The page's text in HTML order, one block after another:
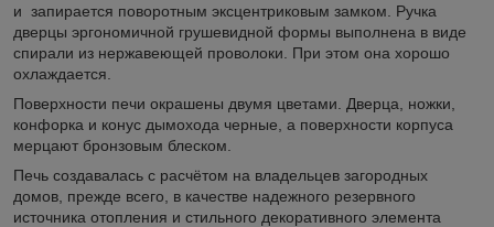
и запирается поворотным эксцентриковым замком. Ручка
дверцы эргономичной грушевидной формы выполнена в виде
спирали из нержавеющей проволоки. При этом она хорошо
охлаждается.
Поверхности печи окрашены двумя цветами. Дверца, ножки,
конфорка и конус дымохода черные, а поверхности корпуса
мерцают бронзовым блеском.
Печь создавалась с расчётом на владельцев загородных
домов, прежде всего, в качестве надежного резервного
источника отопления и стильного декоративного элемента